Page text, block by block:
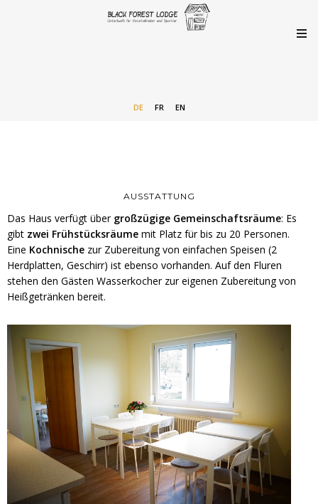
DE FR EN
AUSSTATTUNG
Das Haus verfügt über großzügige Gemeinschaftsräume: Es
gibt zwei Frühstücksräume mit Platz für bis zu 20 Personen.
Eine Kochnische zur Zubereitung von einfachen Speisen (2
Herdplatten, Geschirr) ist ebenso vorhanden. Auf den Fluren
stehen den Gästen Wasserkocher zur eigenen Zubereitung von
Heißgetränken bereit.